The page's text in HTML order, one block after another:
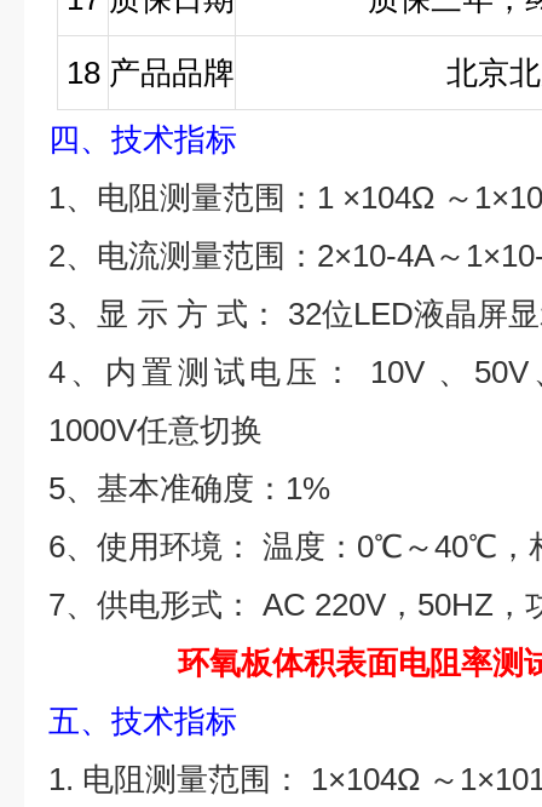
18 产品品牌
北京
四、技术指标
1、电阻测量范围：1 ×104Ω ～
2、电流测量范围：2×10-4A～
3、显 示 方 式： 32位LED液晶屏
4、内置测试电压： 10V 、50V
1000V任意切换
5、基本准确度：1%
6、使用环境： 温度：0℃～40℃，
7、供电形式： AC 220V，50HZ，
环氧板体积表面电阻率测
五、技术指标
1. 电阻测量范围： 1×104Ω ～